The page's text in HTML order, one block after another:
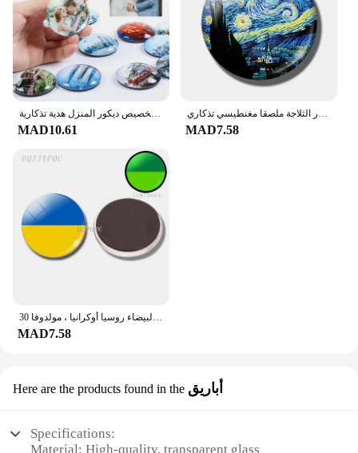
مخصص صور مغناطيس الثلاجة زجاج قبة ملصقات تخصيص ديكور المنزل هدية تذكارية
MAD10.61
فان جوخ زجاجي مضيء مغناطيس للثلاجة فن الرسم الشهير متوهج في الليل ديكور الثلاجة ملصقا مغنطيسي تذكاري
MAD7.58
30 مللي متر الزجاج الثلاجة المغناطيس مضيئة مغناطيس الثلاجة العلم استونيا لاتفيا ليتوانيا روسيا البيضاء روسيا أوكرانيا ، مولدوفا
MAD7.58
Here are the products found in the أباريق
Specifications:
Material: High-quality, transparent glass